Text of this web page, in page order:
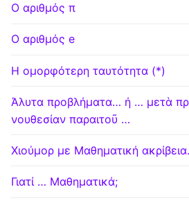
Ο αριθμός π
Ο αριθμός e
Η ομορφότερη ταυτότητα (*)
Άλυτα προβλήματα… ή … μετὰ
νουθεσίαν παραιτοῦ …
Χιούμορ με Μαθηματική ακρίβεια.
Γιατί … Μαθηματικά;